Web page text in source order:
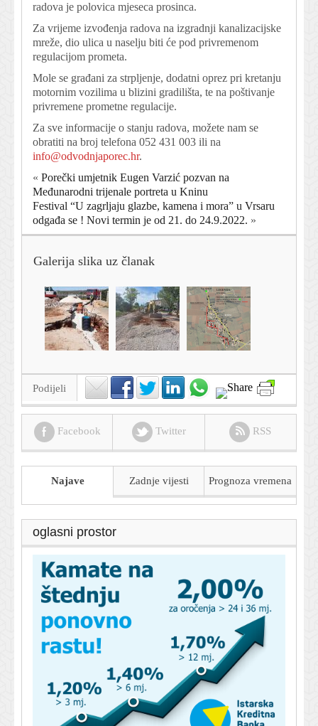
radova je polovica mjeseca prosinca.
Za vrijeme izvođenja radova na izgradnji kanalizacijske
mreže, dio ulica u naselju biti će pod privremenom
regulacijom prometa.
Mole se građani za strpljenje, dodatni oprez pri kretanju
motornim vozilima u blizini gradilišta, te na poštivanje
privremene prometne regulacije.
Za sve informacije o stanju radova, možete nam se
obratiti na broj telefona 052 431 003 ili na
info@odvodnjaporec.hr.
« Porečki umjetnik Eugen Varzić pozvan na
Međunarodni trijenale portreta u Kninu
Festival “U zagrljaju glazbe, kamena i mora” u Vrsaru
odgađa se ! Novi termin je od 21. do 24.9.2022. »
Galerija slika uz članak
Podijeli
Facebook Twitter RSS
Najave Zadnje vijesti Prognoza vremena
oglasni prostor